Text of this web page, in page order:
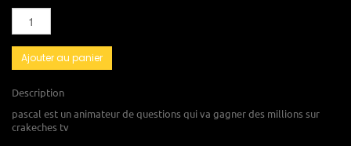
Ajouter au panier
Description
pascal est un animateur de questions qui va gagner des millions sur
crakeches tv